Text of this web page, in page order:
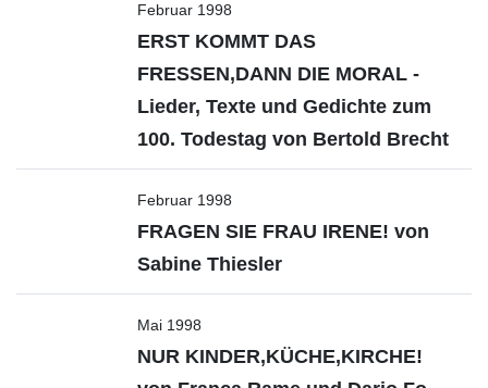
Februar 1998
ERST KOMMT DAS
FRESSEN,DANN DIE MORAL -
Lieder, Texte und Gedichte zum
100. Todestag von Bertold Brecht
Februar 1998
FRAGEN SIE FRAU IRENE! von
Sabine Thiesler
Mai 1998
NUR KINDER,KÜCHE,KIRCHE!